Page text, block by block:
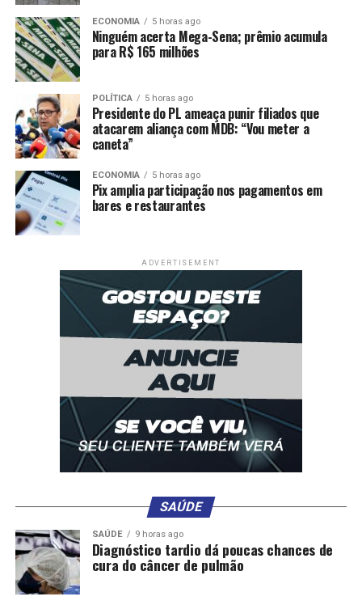
UP NEXT
Ary Mirelle prova vestidos de noiva para casamento com
João Gomes: ‘Emoção’
DON'T MISS
Virginia mostra retorno às atividades físicas após
nascimento do filho: ‘Liberada,
ECONOMIA 5 horas ago
Ninguém acerta Mega-Sena; prêmio acumula
para R$ 165 milhões
POLÍTICA 5 horas ago
Presidente do PL ameaça punir filiados que
atacarem aliança com MDB: “Vou meter a
caneta”
ECONOMIA 5 horas ago
Pix amplia participação nos pagamentos em
bares e restaurantes
ADVERTISEMENT
SAÚDE
SAÚDE 9 horas ago
Diagnóstico tardio dá poucas chances de
cura do câncer de pulmão